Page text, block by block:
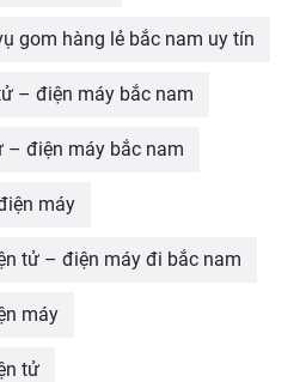
gom hàng lẻ bắc nam uy tín
– điện máy bắc nam
– điện máy bắc nam
máy
tử – điện máy đi bắc nam
máy
tử